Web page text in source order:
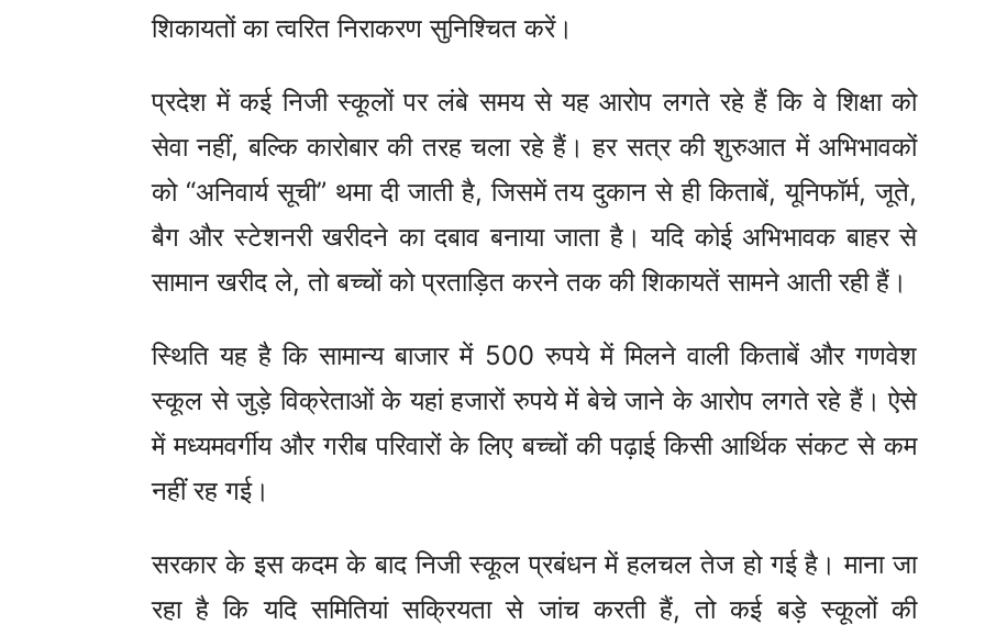
शिकायतों का त्वरित निराकरण सुनिश्चित करें।
प्रदेश में कई निजी स्कूलों पर लंबे समय से यह आरोप लगते रहे हैं कि वे शिक्षा को
सेवा नहीं, बल्कि कारोबार की तरह चला रहे हैं। हर सत्र की शुरुआत में अभिभावकों
को “अनिवार्य सूची” थमा दी जाती है, जिसमें तय दुकान से ही किताबें, यूनिफॉर्म, जूते,
बैग और स्टेशनरी खरीदने का दबाव बनाया जाता है। यदि कोई अभिभावक बाहर से
सामान खरीद ले, तो बच्चों को प्रताड़ित करने तक की शिकायतें सामने आती रही हैं।
स्थिति यह है कि सामान्य बाजार में 500 रुपये में मिलने वाली किताबें और गणवेश
स्कूल से जुड़े विक्रेताओं के यहां हजारों रुपये में बेचे जाने के आरोप लगते रहे हैं। ऐसे
में मध्यमवर्गीय और गरीब परिवारों के लिए बच्चों की पढ़ाई किसी आर्थिक संकट से कम
नहीं रह गई।
सरकार के इस कदम के बाद निजी स्कूल प्रबंधन में हलचल तेज हो गई है। माना जा
रहा है कि यदि समितियां सक्रियता से जांच करती हैं, तो कई बड़े स्कूलों की